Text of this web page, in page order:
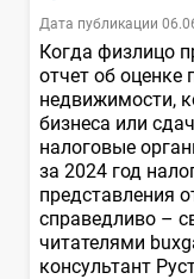
Дата публикации
Когда физлицо
отчет об
недвижимости,
бизнеса или
налоговые
за 2024 год
представления
справедливо –
читателями
консультант